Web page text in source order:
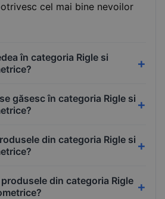
cel mai bine nevoilor
în categoria Rigle si
găsesc în categoria Rigle si
din categoria Rigle si
din categoria Rigle